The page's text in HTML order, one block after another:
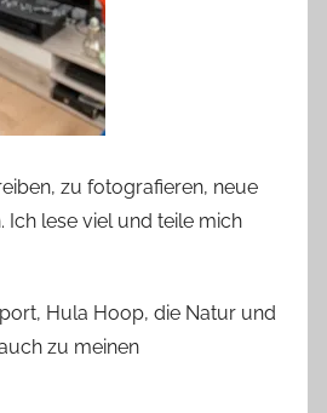
zu fotografieren, neue
Ich lese viel und teile mich
Hula Hoop, die Natur und
zu meinen